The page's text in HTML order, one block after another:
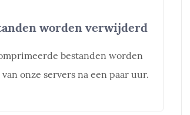
worden verwijderd
bestanden worden
onze servers na een paar uur.